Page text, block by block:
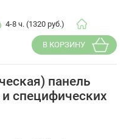
4-8 ч. (1320 руб.)
В КОРЗИНУ
панель
специфических